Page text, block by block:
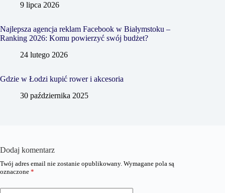
9 lipca 2026
Najlepsza agencja reklam Facebook w Białymstoku –
Ranking 2026: Komu powierzyć swój budżet?
24 lutego 2026
Gdzie w Łodzi kupić rower i akcesoria
30 października 2025
Dodaj komentarz
Twój adres email nie zostanie opublikowany. Wymagane pola są
oznaczone *